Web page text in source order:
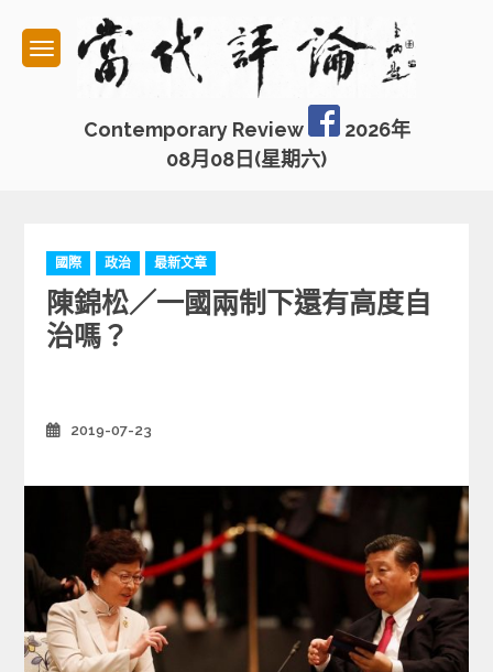
content
Contemporary Review
2026年
08月08日(星期六)
C
a
t
e
g
i
e
國際 政治 最新文章
陳錦松／一國兩制下還有高度自
治嗎？
2019-07-23